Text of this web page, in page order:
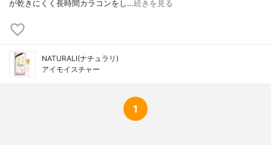
が乾きにくく長時間カラコンをし…続きを見る
NATURALI(ナチュラリ)
アイモイスチャー
1